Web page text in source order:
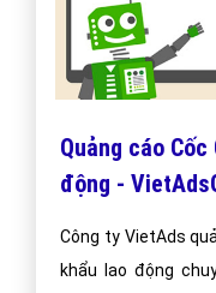
Quảng cáo
động -
Công ty VietAds
khẩu lao động